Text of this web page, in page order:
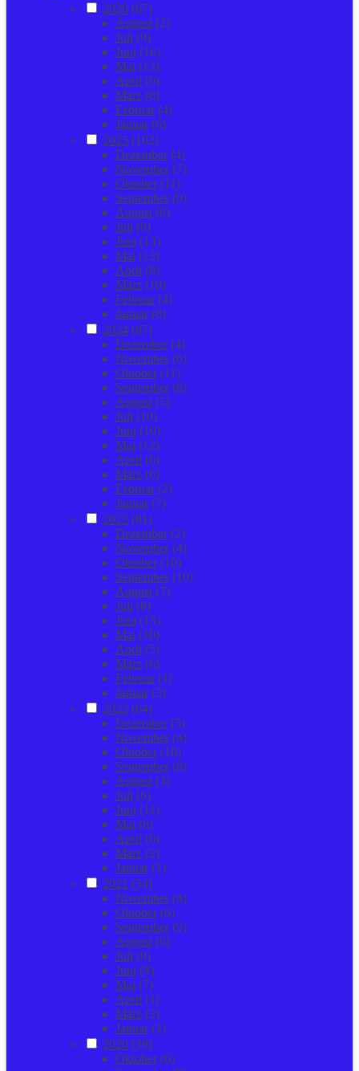
2026 (67)
August (2)
Juli (9)
Juni (16)
Mai (13)
April (9)
März (8)
Februar(4)
Januar(6)
2025 (102)
Dezember(4)
November(7)
Oktober(11)
September(9)
August (6)
Juli (9)
Juni (13)
Mai (13)
April (8)
März (10)
Februar(4)
Januar(8)
2024 (87)
Dezember(4)
November(6)
Oktober(11)
September(8)
August (5)
Juli (10)
Juni (10)
Mai (12)
April (6)
März (6)
Februar(2)
Januar(7)
2023 (81)
Dezember(2)
November(4)
Oktober(10)
September(10)
August (7)
Juli (8)
Juni (15)
Mai (10)
April (5)
März (6)
Februar(1)
Januar(3)
2022 (64)
Dezember(5)
November(4)
Oktober(10)
September(8)
August (3)
Juli (6)
Juni (11)
Mai (8)
April (6)
März (2)
Januar(1)
2021 (54)
November(4)
Oktober(6)
September(9)
August (6)
Juli (9)
Juni (9)
Mai (7)
April (1)
März (2)
Januar(1)
2020 (39)
Oktober(6)